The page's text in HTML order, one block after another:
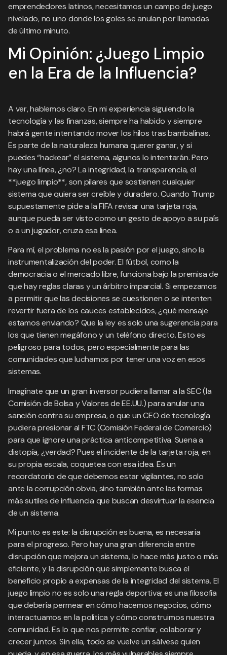
emprendedores latinos, necesitamos un campo de juego
nivelado, no uno donde los goles se anulan por llamadas
de último minuto.
Mi Opinión: ¿Juego Limpio
en la Era de la Influencia?
A ver, hablemos claro. En mi experiencia siguiendo la
tecnología y las finanzas, siempre ha habido y siempre
habrá gente intentando mover los hilos tras bambalinas.
Es parte de la naturaleza humana querer ganar, y si
puedes “hackear” el sistema, algunos lo intentarán. Pero
hay una línea, ¿no? La integridad, la transparencia, el
**juego limpio**, son pilares que sostienen cualquier
sistema que quiera ser creíble y duradero. Cuando Trump
supuestamente pide a la FIFA revisar una tarjeta roja,
aunque pueda ser visto como un gesto de apoyo a su país
o a un jugador, cruza esa línea.
Para mí, el problema no es la pasión por el juego, sino la
instrumentalización del poder. El fútbol, como la
democracia o el mercado libre, funciona bajo la premisa de
que hay reglas claras y un árbitro imparcial. Si empezamos
a permitir que las decisiones se cuestionen o se intenten
revertir fuera de los cauces establecidos, ¿qué mensaje
estamos enviando? Que la ley es solo una sugerencia para
los que tienen megáfono y un teléfono directo. Esto es
peligroso para todos, pero especialmente para las
comunidades que luchamos por tener una voz en esos
sistemas.
Imagínate que un gran inversor pudiera llamar a la SEC (la
Comisión de Bolsa y Valores de EE.UU.) para anular una
sanción contra su empresa, o que un CEO de tecnología
pudiera presionar al FTC (Comisión Federal de Comercio)
para que ignore una práctica anticompetitiva. Suena a
distopía, ¿verdad? Pues el incidente de la tarjeta roja, en
su propia escala, coquetea con esa idea. Es un
recordatorio de que debemos estar vigilantes, no solo
ante la corrupción obvia, sino también ante las formas
más sutiles de influencia que buscan desvirtuar la esencia
de un sistema.
Mi punto es este: la disrupción es buena, es necesaria
para el progreso. Pero hay una gran diferencia entre
disrupción que mejora un sistema, lo hace más justo o más
eficiente, y la disrupción que simplemente busca el
beneficio propio a expensas de la integridad del sistema. El
juego limpio no es solo una regla deportiva; es una filosofía
que debería permear en cómo hacemos negocios, cómo
interactuamos en la política y cómo construimos nuestra
comunidad. Es lo que nos permite confiar, colaborar y
crecer juntos. Sin ella, todo se vuelve un sálvese quien